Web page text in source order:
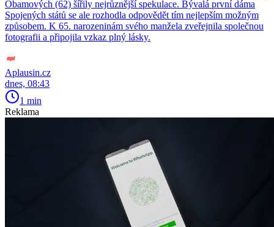
Obamových (62) šířily nejrůznější spekulace. Bývalá první dáma
Spojených států se ale rozhodla odpovědět tím nejlepším možným
způsobem. K 65. narozeninám svého manžela zveřejnila společnou
fotografii a připojila vzkaz plný lásky.
Aplausin.cz
dnes, 08:43
1 min
Reklama